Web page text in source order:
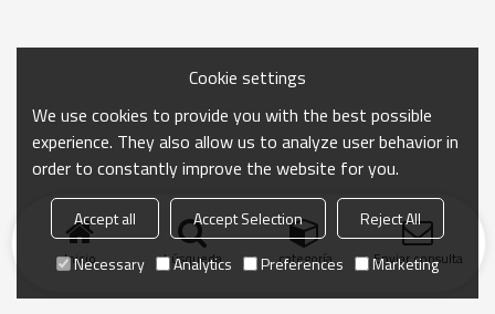
Inicio búsqueda categoría Enviar consulta
Cookie settings
We use cookies to provide you with the best possible
experience. They also allow us to analyze user behavior in
order to constantly improve the website for you.
Accept all Accept Selection
Reject All
Necessary
Analytics Preferences Marketing